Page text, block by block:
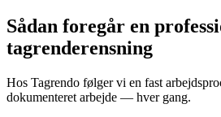
Sådan foregår en
tagrenderensning
Hos Tagrendo følger vi en fast
dokumenteret arbejde — hver gang.